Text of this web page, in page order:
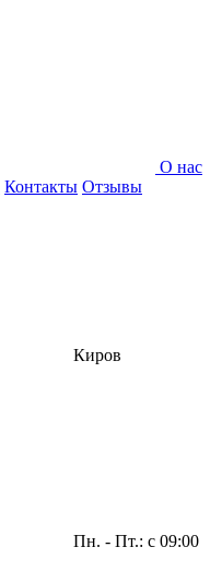
О нас
Контакты Отзывы
Киров
Пн. - Пт.: с 09:00